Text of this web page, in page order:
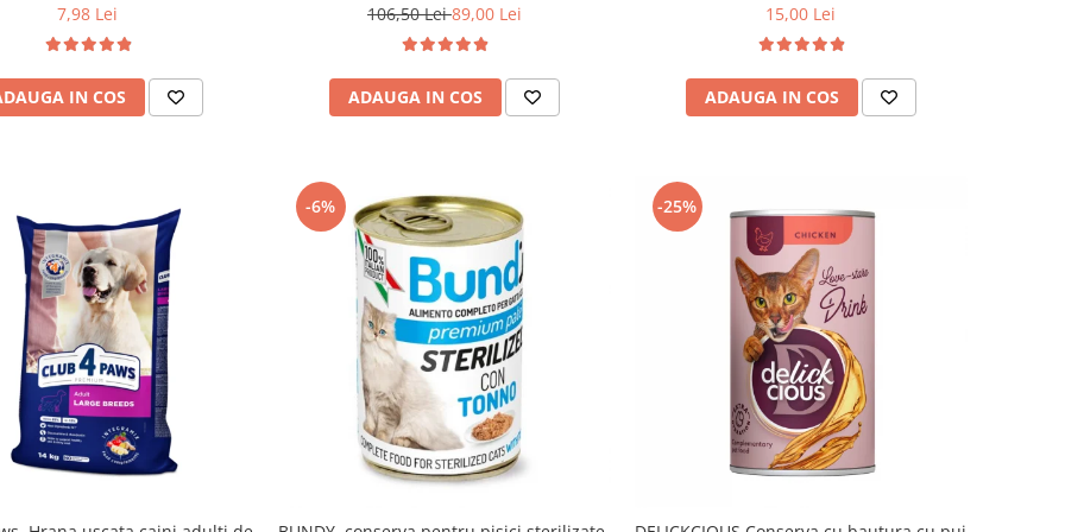
7,98 Lei
IN COS
106,50 Lei89,00 Lei
ADAUGA IN COS
15,00 Lei
ADAUGA IN COS
-6% -25%